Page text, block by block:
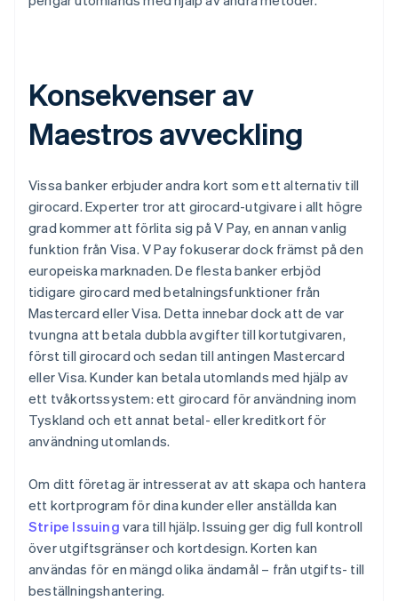
Konsekvenser av
Maestros avveckling
Vissa banker erbjuder andra kort som ett alternativ till
girocard. Experter tror att girocard-utgivare i allt högre
grad kommer att förlita sig på V Pay, en annan vanlig
funktion från Visa. V Pay fokuserar dock främst på den
europeiska marknaden. De flesta banker erbjöd
tidigare girocard med betalningsfunktioner från
Mastercard eller Visa. Detta innebar dock att de var
tvungna att betala dubbla avgifter till kortutgivaren,
först till girocard och sedan till antingen Mastercard
eller Visa. Kunder kan betala utomlands med hjälp av
ett tvåkortssystem: ett girocard för användning inom
Tyskland och ett annat betal- eller kreditkort för
användning utomlands.
Om ditt företag är intresserat av att skapa och hantera
ett kortprogram för dina kunder eller anställda kan
Stripe Issuing vara till hjälp. Issuing ger dig full kontroll
över utgiftsgränser och kortdesign. Korten kan
användas för en mängd olika ändamål – från utgifts- till
beställningshantering.